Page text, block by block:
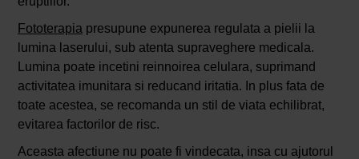
Fototerapia presupune expunerea regulata a pielii la
lumina laserului, sub atenta supraveghere medicala.
Lumina poate incetini reinnoirea celulara, suprimand
activitatea imunitara si reducand iritatia. In plus fata de
toate acestea, se recomanda un stil de viata echilibrat,
evitarea factorilor de risc.
Aceasta afectiune nu poate fi vindecata, insa cu ajutorul